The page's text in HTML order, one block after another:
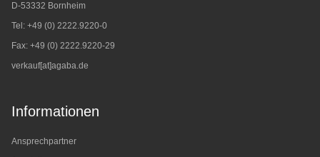
D-53332 Bornheim
Tel: +49 (0) 2222.9220-0
Fax: +49 (0) 2222.9220-29
verkauf[at]agaba.de
Informationen
Ansprechpartner